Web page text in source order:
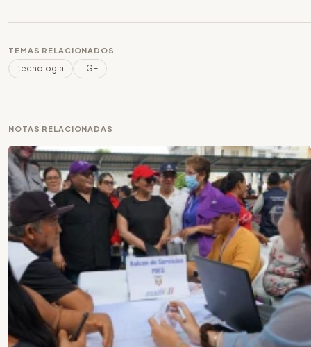
TEMAS RELACIONADOS
tecnologia IIGE
NOTAS RELACIONADAS